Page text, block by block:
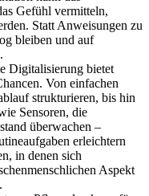
Gefühl vermitteln,
Statt Anweisungen zu
bleiben und auf
Digitalisierung bietet
Von einfachen
strukturieren, bis hin
Sensoren, die
überwachen –
erleichtern
in denen sich
Aspekt